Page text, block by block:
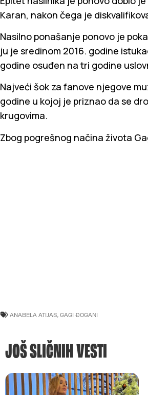
Karan, nakon čega je
Nasilno ponašanje ponovo je
ju je sredinom 2016. godine
godine osuđen na tri godine
Najveći šok za fanove njegove
godine u kojoj je priznao da se
krugovima.
Zbog pogrešnog načina života
ANABELA ATIJAS, GAGI ĐOGANI
JOŠ SLIČNIH VESTI